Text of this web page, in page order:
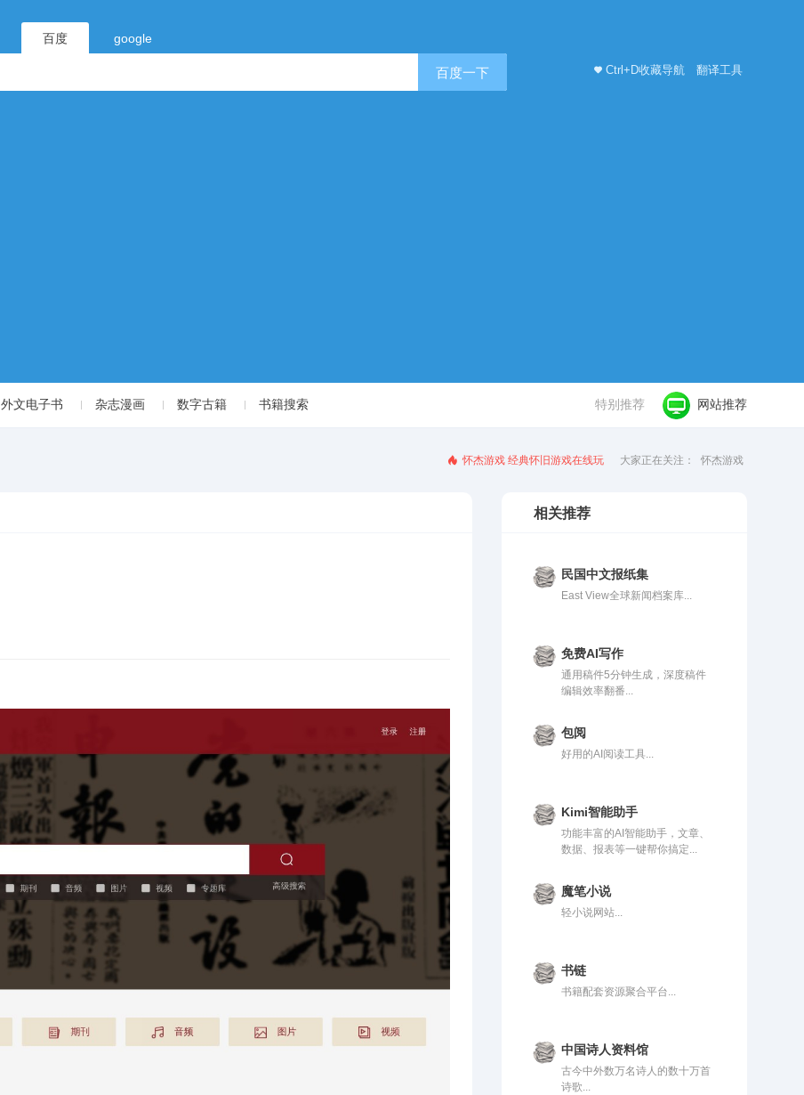
百度 google
Ctrl+D收藏导航 翻译工具
百度一下
外文电子书 杂志漫画 数字古籍 书籍搜索 特别推荐 网站推荐
大家正在关注： 怀杰游戏
怀杰游戏 经典怀旧游戏在线玩
相关推荐
民国中文报纸集
East View全球新闻档案库...
免费AI写作
通用稿件5分钟生成，深度稿件
编辑效率翻番...
包阅
好用的AI阅读工具...
Kimi智能助手
功能丰富的AI智能助手，文章、
数据、报表等一键帮你搞定...
魔笔小说
轻小说网站...
书链
书籍配套资源聚合平台...
中国诗人资料馆
古今中外数万名诗人的数十万首
诗歌...